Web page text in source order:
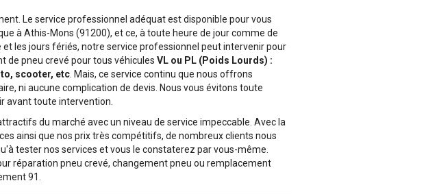
Le service professionnel adéquat est disponible pour vous
à Athis-Mons (91200), et ce, à toute heure de jour comme de
et les jours fériés, notre service professionnel peut intervenir pour
de pneu crevé pour tous véhicules VL ou PL (Poids Lourds) :
scooter, etc . Mais, ce service continu que nous offrons
ni aucune complication de devis. Nous vous évitons toute
avant toute intervention.
du marché avec un niveau de service impeccable. Avec la
ainsi que nos prix très compétitifs, de nombreux clients nous
tester nos services et vous le constaterez par vous-même.
réparation pneu crevé, changement pneu ou remplacement
91.